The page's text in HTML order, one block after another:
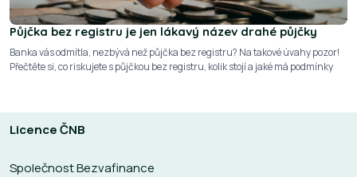
Půjčka bez registru je jen lákavý název drahé půjčky
Banka vás odmítla, nezbývá než půjčka bez registru? Na takové úvahy pozor!
Přečtěte si, co riskujete s půjčkou bez registru, kolik stojí a jaké má podmínky
Licence ČNB
Společnost Bezvafinance